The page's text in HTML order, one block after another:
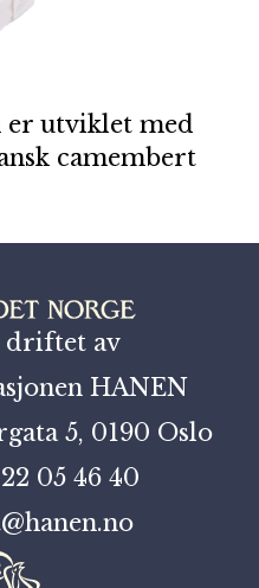
er utviklet med
camembert
driftet av
HANEN
5, 0190 Oslo
05 46 40